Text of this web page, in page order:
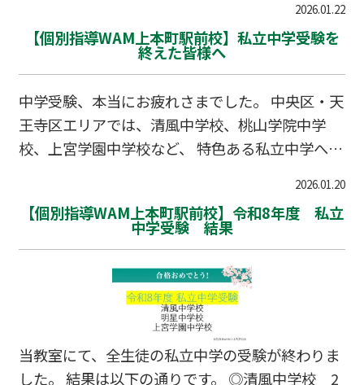
星学園高等学校」と「大阪薫英女学院高等学校」
について、 それぞれの特徴をご紹介します。 ヴェ
の名の通り、学力だけでなく人間力の育成を重視
する学校です。 少人数制を活かした丁寧な指導が
特徴で、生徒一人ひとりの理解度や進路希望に合
わせたサポートが行われています。 学習面では基
礎の定着から応用力の養成まで段階的に力を伸ば
し、内部進学・外部進学のどちらにも対応できる
2026.01.22
【個別指導WAM上本町駅前校】私立中学受験を
終えた皆様へ
中学受験、本当にお疲れさまでした。 中央区・天
王寺区エリアでは、清風中学校、桃山学院中学
校、上宮学園中学校など、 特色ある私立中学へ進
験期間を乗り越え、 ほっと一息つかれている方も
多いのではないでしょうか。 一方で、私たちがこ
強が想像以上に大変だった」という声です。 実
際、当教室では私立中学校に通っている生徒が多
くいるのですが、 私立中学では授業進度が速く、
内容も一気にレベルアップして苦労しているとよ
く聞きます。 特に数学と英語は、中1の前半から
2026.01.20
【個別指導WAM上本町駅前校】令和8年度 私立
中学受験 結果
当教室にて、全生徒の私立中学の受験が終わりま
した。 結果は以下の通りです。 ◎清風中学校 2